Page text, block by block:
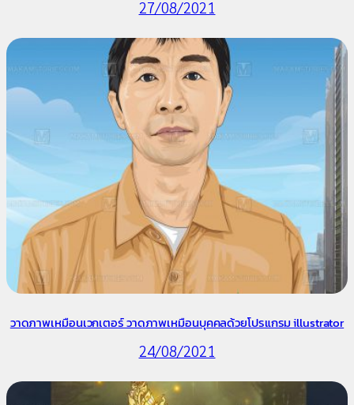
27/08/2021
วาดภาพเหมือนเวกเตอร์ วาดภาพเหมือนบุคคลด้วยโปรแกรม illustrator
24/08/2021